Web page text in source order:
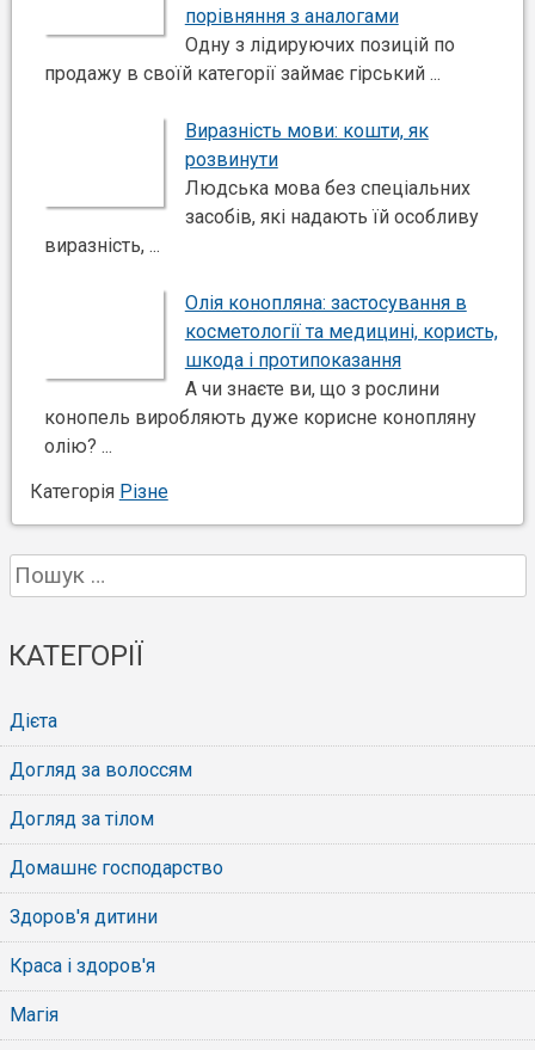
порівняння з аналогами
Одну з лідируючих позицій по
продажу в своїй категорії займає гірський ...
Виразність мови: кошти, як
розвинути
Людська мова без спеціальних
засобів, які надають їй особливу
виразність, ...
Олія конопляна: застосування в
косметології та медицині, користь,
шкода і протипоказання
А чи знаєте ви, що з рослини
конопель виробляють дуже корисне конопляну
олію? ...
Категорія Різне
Пошук:
КАТЕГОРІЇ
Дієта
Догляд за волоссям
Догляд за тілом
Домашнє господарство
Здоров'я дитини
Краса і здоров'я
Магія